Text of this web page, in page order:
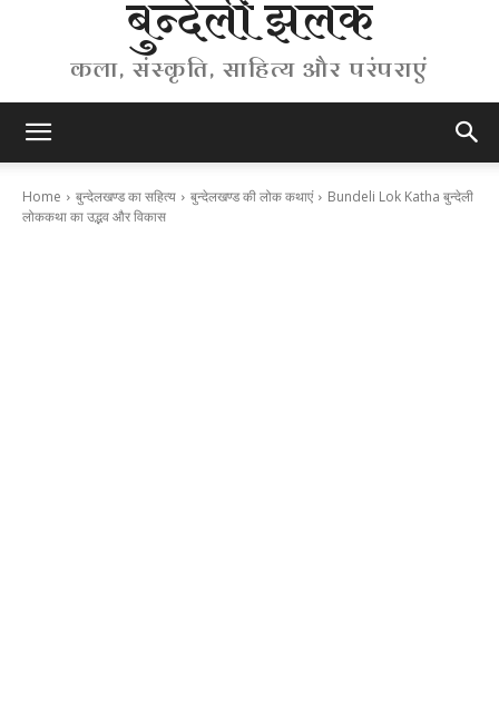
बुन्देली झलक
कला, संस्कृति, साहित्य और परंपराएं
Home बुन्देलखण्ड का सहित्य बुन्देलखण्ड की लोक कथाएं
Bundeli Lok Katha बुन्देली
लोककथा का उद्भव और विकास